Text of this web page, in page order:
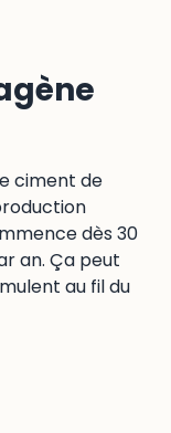
ciment de
dès 30
an. Ça peut
au fil du